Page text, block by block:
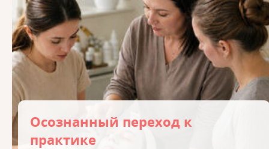
Осознанный переход к
практике